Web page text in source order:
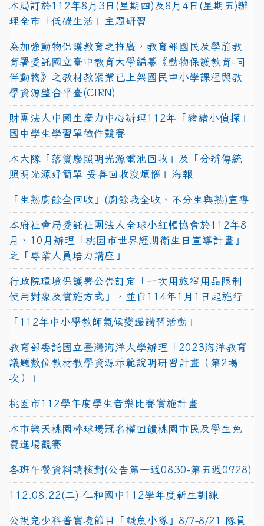
本局訂於112年8月3日(星期四)及8月4日(星期五)辦
理全市「低碳生活」主題研習
為加強動物保護教育之推廣，教育部國民及學前教
育署委託國立臺中教育大學編纂《動物保護教育-同
伴動物》之教材教案業已上架國民中小學課程與教
學資源整合平臺(CIRN)
財團法人中國生產力中心辦理112年「豬豬小偵探」
國中學生學習單徵件競賽
本大隊「落實廢照明光源電池回收」及「分辨傳統
照明光源好簡單 妥善回收沒煩惱」海報
「生熟廚餘全回收」(廚餘我全收、不分生與熟)宣導
本府社會局委託社團法人全球小紅帽協會於112年8
月、10月辦理「桃園市世界經期衛生日宣導計畫」
之「專業人員培力講座」
行政院環境保護署公告訂定「一次用旅宿用品限制
使用對象及實施方式」，並自114年1月1日起施行
「112年中小學教師氣候變遷講習活動」
教育部委託國立臺灣海洋大學辦理「2023海洋教育
議題數位教材教學資源示範說明研習計畫（第2場
次）」
桃園市112學年度學生音樂比賽實施計畫
本市樂天桃園棒球場冠名權回饋桃園市民及學生免
費進場觀賽
各班午餐資料請核對(公告第一週0830-第五週0928)
112.08.22(二)-仁和國中112學年度新生訓練
公視兒少科普實境節目「鹹魚小隊」8/7-8/21 隊員